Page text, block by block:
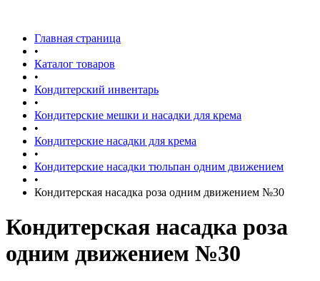
Главная страница
•
Каталог товаров
•
Кондитерский инвентарь
•
Кондитерские мешки и насадки для крема
•
Кондитерские насадки для крема
•
Кондитерские насадки тюльпан одним движением
•
Кондитерская насадка роза одним движением №30
Кондитерская насадка роза
одним движением №30